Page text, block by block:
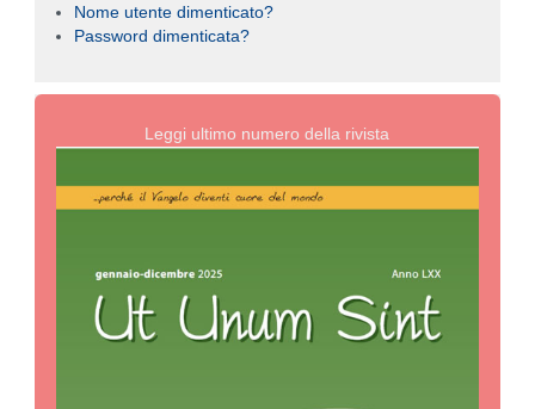
Nome utente dimenticato?
Password dimenticata?
Leggi ultimo numero della rivista